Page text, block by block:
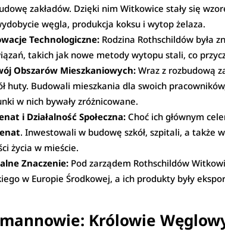
zakładów. Dzięki nim Witkowice stały się
węgla, produkcja koksu i wytop żelaza.
Technologiczne: Rodzina Rothschildów była
takich jak nowe metody wytopu stali, co
Obszarów Mieszkaniowych: Wraz z rozbudową
huty. Budowali mieszkania dla swoich
w nich bywały zróżnicowane.
i Działalność Społeczna: Choć ich głównym
. Inwestowali w budowę szkół, szpitali, a
życia w mieście.
Znaczenie: Pod zarządem Rothschildów
w Europie Środkowej, a ich produkty były
Królowie